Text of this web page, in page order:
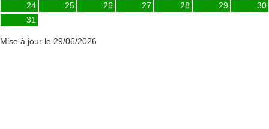
24
25 26 27 28 29
30
31
Mise à jour le 29/06/2026